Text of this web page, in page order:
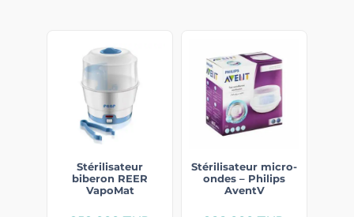
Stérilisateur
biberon REER
VapoMat
Stérilisateur micro-
ondes – Philips
AventV